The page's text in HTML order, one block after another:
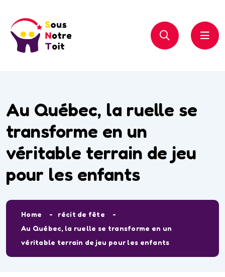
Au Québec, la ruelle se
transforme en un
véritable terrain de jeu
pour les enfants
Home
récit de fête
Au Québec, la ruelle se transforme en un
véritable terrain de jeu pour les enfants